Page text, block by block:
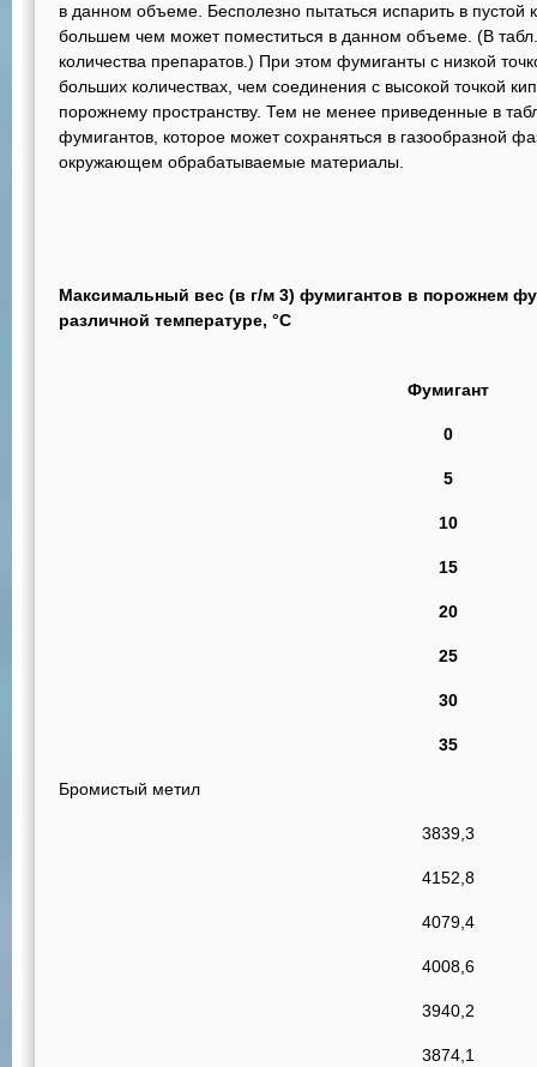
в данном объеме. Бесполезно пытаться испарить в пустой
большем чем может поместиться в данном объеме. (В
количества препаратов.) При этом фумиганты с низкой
больших количествах, чем соединения с высокой точкой
порожнему пространству. Тем не менее приведенные в
фумигантов, которое может сохраняться в газообразной
окружающем обрабатываемые материалы.
Максимальный вес (в г/м 3) фумигантов в порожнем
различной температуре, °С
Фумигант
0
5
10
15
20
25
30
35
Бромистый метил
3839,3
4152,8
4079,4
4008,6
3940,2
3874,1